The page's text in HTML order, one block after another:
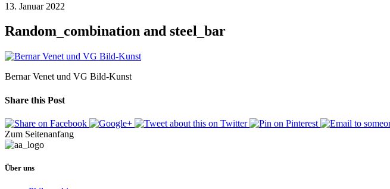
13. Januar 2022
Random_combination and steel_bar
Bernar Venet und VG Bild-Kunst
Share this Post
Zum Seitenanfang
Über uns